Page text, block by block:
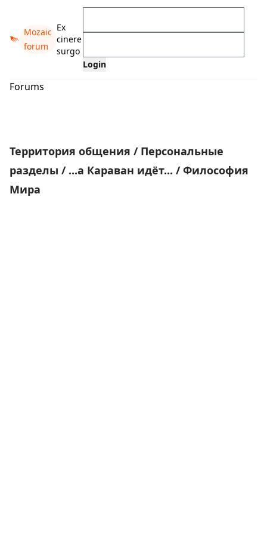
Mozaic
forum
Ex
cinere
surgo
Forums
Территория общения / Персональные
разделы / ...а Караван идёт... /Философия
Мира